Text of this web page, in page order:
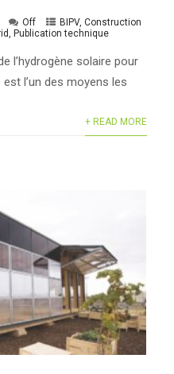
Off BIPV,Construction
,Publication technique
l’hydrogène solaire pour
l’un des moyens les
+ READ MORE